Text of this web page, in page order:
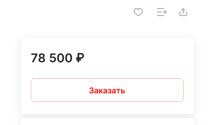
78 500 ₽
Заказать